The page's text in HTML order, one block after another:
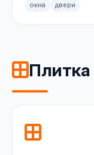
окна двери
Плитка